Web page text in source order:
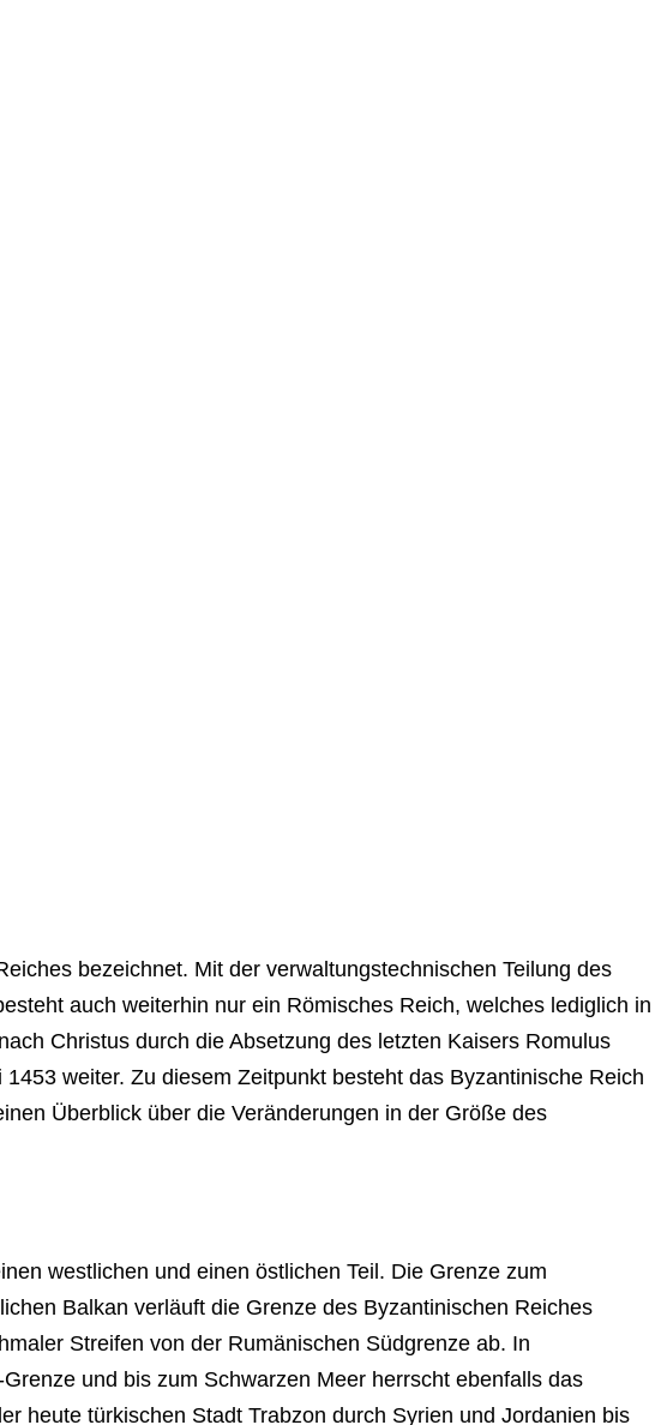
bezeichnet. Mit der verwaltungstechnischen Teilung des
auch weiterhin nur ein Römisches Reich, welches lediglich in
Christus durch die Absetzung des letzten Kaisers Romulus
weiter. Zu diesem Zeitpunkt besteht das Byzantinische Reich
Überblick über die Veränderungen in der Größe des
westlichen und einen östlichen Teil. Die Grenze zum
Balkan verläuft die Grenze des Byzantinischen Reiches
Streifen von der Rumänischen Südgrenze ab. In
und bis zum Schwarzen Meer herrscht ebenfalls das
heute türkischen Stadt Trabzon durch Syrien und Jordanien bis